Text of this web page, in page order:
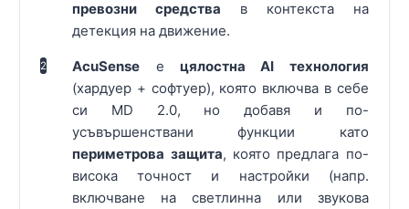
превозни средства в контекста на
детекция на движение.
2 AcuSense е цялостна AI технология
(хардуер + софтуер), която включва в себе
си MD 2.0, но добавя и по-
усъвършенствани функции като
периметрова защита, която предлага по-
висока точност и настройки (напр.
включване на светлинна или звукова